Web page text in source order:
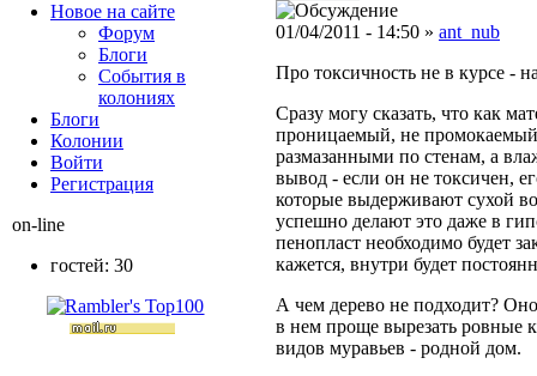
01/04/2011 - 14:50 » ant_nub
Про токсичность не в курсе -
Сразу могу сказать, что как
проницаемый, не
размазанными по стенам, а
вывод - если он не токсичен,
которые выдерживают сухой
успешно делают это даже в
пенопласт необходимо будет
кажется, внутри будет
А чем дерево не подходит?
в нем проще вырезать ровные
видов муравьев - родной дом.
Новое на сайте
Форум
Блоги
События в
колониях
Блоги
Колонии
Войти
Peгиcтpaция
on-line
гостей: 30